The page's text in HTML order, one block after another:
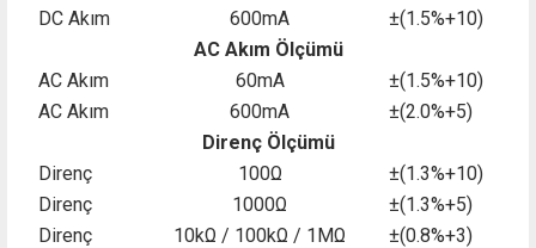
DC Akım
600mA
±(1.5%+10)
AC Akım Ölçümü
AC Akım
60mA
±(1.5%+10)
AC Akım
600mA
±(2.0%+5)
Direnç Ölçümü
Direnç
100Ω
±(1.3%+10)
Direnç
1000Ω
±(1.3%+5)
Direnç
10kΩ / 100kΩ / 1MΩ
±(0.8%+3)